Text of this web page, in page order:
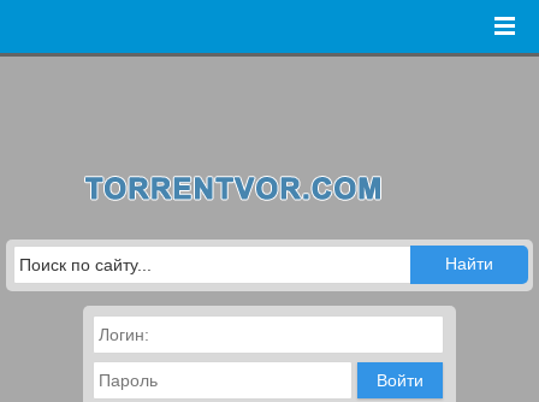
Войти